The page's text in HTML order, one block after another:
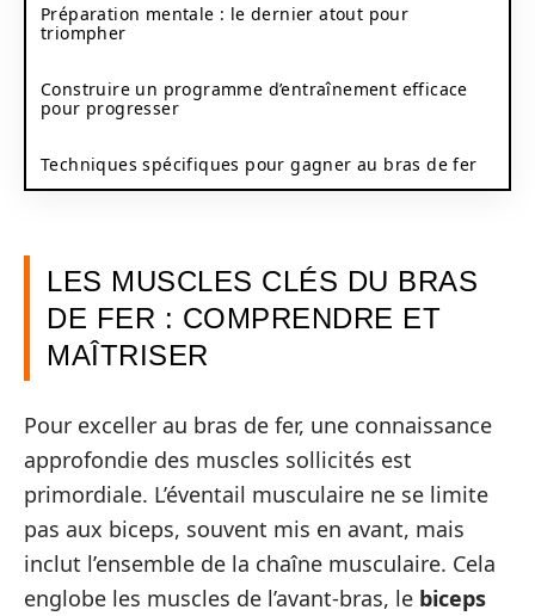
Préparation mentale : le dernier atout pour
triompher
Construire un programme d’entraînement efficace
pour progresser
Techniques spécifiques pour gagner au bras de fer
LES MUSCLES CLÉS DU BRAS
DE FER : COMPRENDRE ET
MAÎTRISER
Pour exceller au bras de fer, une connaissance
approfondie des muscles sollicités est
primordiale. L’éventail musculaire ne se limite
pas aux biceps, souvent mis en avant, mais
inclut l’ensemble de la chaîne musculaire. Cela
englobe les muscles de l’avant-bras, le biceps